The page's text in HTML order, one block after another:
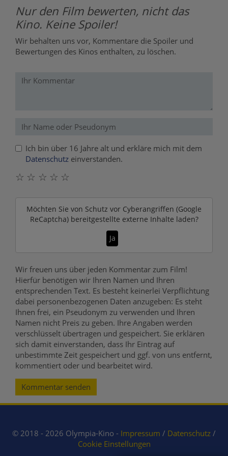
Nur den Film bewerten, nicht das
Kino. Keine Spoiler!
Wir behalten uns vor, Kommentare die Spoiler und
Bewertungen des Kinos enthalten, zu löschen.
Ich bin über 16 Jahre alt und erkläre mich mit dem
Datenschutz einverstanden.
☆
☆
☆
☆
☆
Möchten Sie von Schutz vor Cyberangriffen (Google
ReCaptcha)bereitgestellte externe Inhalte laden?
Ja
Wir freuen uns über jeden Kommentar zum Film!
Hierfür benötigen wir Ihren Namen und Ihren
entsprechenden Text. Es besteht keinerlei Verpflichtung
dabei personenbezogenen Daten anzugeben: Es steht
Ihnen frei, ein Pseudonym zu verwenden und Ihren
Namen nicht Preis zu geben. Ihre Angaben werden
verschlüsselt übertragen und gespeichert. Sie erklären
sich damit einverstanden, dass Ihr Eintrag auf
unbestimmte Zeit gespeichert und ggf. von uns entfernt,
kommentiert oder und bearbeitet wird.
Kommentar senden
© 2018 - 2026 Olympia-Kino - Impressum / Datenschutz /
Cookie Einstellungen